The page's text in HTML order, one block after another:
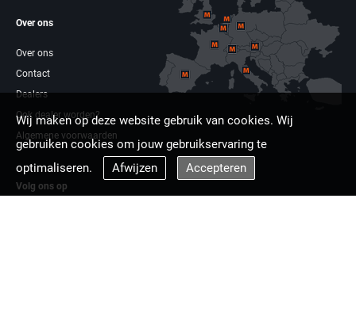
Over ons
Over ons
Contact
Dealers
Ook dealer worden?
Algemene voorwaarden
Volg ons op
Wij maken op deze website gebruik van cookies. Wij
gebruiken cookies om jouw gebruikservaring te
optimaliseren.
Afwijzen Accepteren